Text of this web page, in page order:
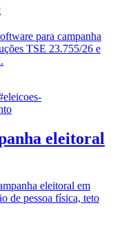
para campanha
TSE 23.755/26 e
eleicoes-
eleitoral
eleitoral em
de pessoa física, teto